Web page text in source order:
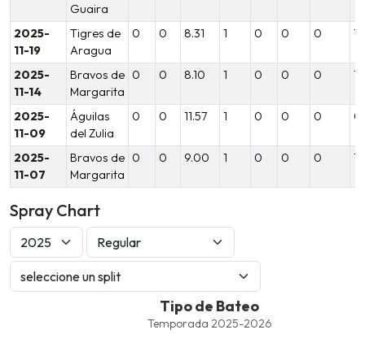
Guaira
2025-
11-19
Tigres de
Aragua
0 0 8.31 1 0 0 0
2025-
11-14
Bravos de
Margarita
0 0 8.10 1 0 0 0
2025-
11-09
Águilas
del Zulia
0 0 11.57 1 0 0 0
2025-
11-07
Bravos de
Margarita
0 0 9.00 1 0 0 0
Spray Chart
Combination chart with 8 data series.
Tipo de Bateo
Temporada 2025-2026